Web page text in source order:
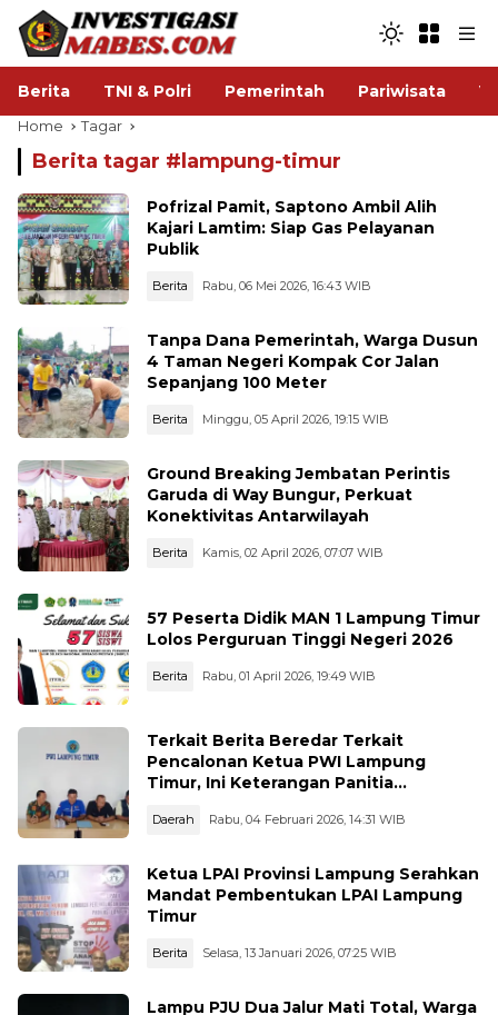
Berita TNI & Polri Pemerintah Pariwisata
Home Tagar
Berita tagar # lampung-timur
Pofrizal Pamit, Saptono Ambil Alih
Kajari Lamtim: Siap Gas Pelayanan
Publik
Berita Rabu, 06 Mei 2026, 16:43 WIB
Tanpa Dana Pemerintah, Warga Dusun
4 Taman Negeri Kompak Cor Jalan
Sepanjang 100 Meter
Berita Minggu, 05 April 2026, 19:15 WIB
Ground Breaking Jembatan Perintis
Garuda di Way Bungur, Perkuat
Konektivitas Antarwilayah
Berita Kamis, 02 April 2026, 07:07 WIB
57 Peserta Didik MAN 1 Lampung Timur
Lolos Perguruan Tinggi Negeri 2026
Berita Rabu, 01 April 2026, 19:49 WIB
Terkait Berita Beredar Terkait
Pencalonan Ketua PWI Lampung
Timur, Ini Keterangan Panitia
Daerah Rabu, 04 Februari 2026, 14:31 WIB
Ketua LPAI Provinsi Lampung Serahkan
Mandat Pembentukan LPAI Lampung
Timur
Berita Selasa, 13 Januari 2026, 07:25 WIB
Lampu PJU Dua Jalur Mati Total, Warga